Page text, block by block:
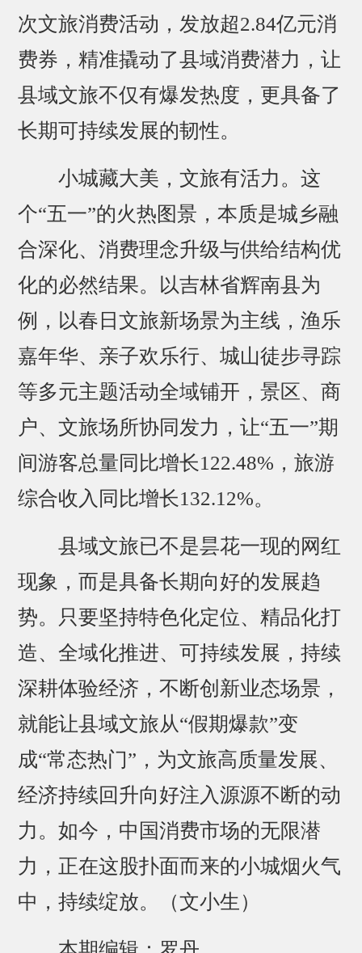
次文旅消费活动，发放超2.84亿元消
费券，精准撬动了县域消费潜力，让
县域文旅不仅有爆发热度，更具备了
长期可持续发展的韧性。
小城藏大美，文旅有活力。这
个“五一”的火热图景，本质是城乡融
合深化、消费理念升级与供给结构优
化的必然结果。以吉林省辉南县为
例，以春日文旅新场景为主线，渔乐
嘉年华、亲子欢乐行、城山徒步寻踪
等多元主题活动全域铺开，景区、商
户、文旅场所协同发力，让“五一”期
间游客总量同比增长122.48%，旅游
综合收入同比增长132.12%。
县域文旅已不是昙花一现的网红
现象，而是具备长期向好的发展趋
势。只要坚持特色化定位、精品化打
造、全域化推进、可持续发展，持续
深耕体验经济，不断创新业态场景，
就能让县域文旅从“假期爆款”变
成“常态热门”，为文旅高质量发展、
经济持续回升向好注入源源不断的动
力。如今，中国消费市场的无限潜
力，正在这股扑面而来的小城烟火气
中，持续绽放。（文小生）